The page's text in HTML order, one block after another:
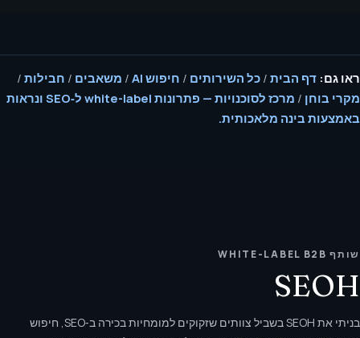
ראו גם: דף הבית / כל השירותים / חיפוש AI / משאבים / חבילות /
מקרי בוחן /
מרכז לסוכנויות — פתרונות white-label ל‑SEO ונראות
באמצעות בינה מלאכותית.
שותף WHITE-LABEL B2B
SEOH
בניתי את SEOH בשביל צוותים שזקוקים למומחיות בכירה ב‑SEO, חיפוש